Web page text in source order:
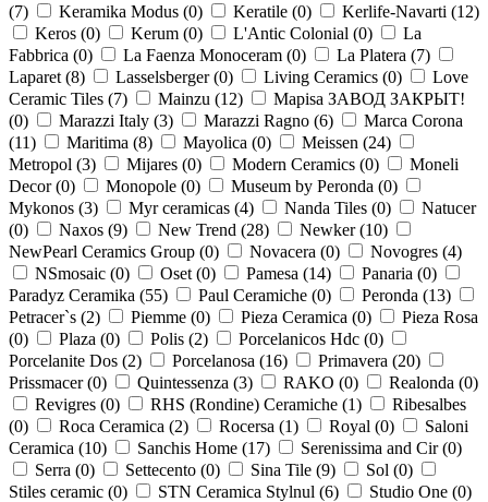
(7) Keramika Modus (0) Keratile (0) Kerlife-Navarti (12)
Keros (0) Kerum (0) L'Antic Colonial (0)
La
Fabbrica (0) La Faenza Monoceram (0) La Platera (7)
Laparet (8) Lasselsberger (0) Living Ceramics (0)
Love
Ceramic Tiles (7) Mainzu (12)
Mapisa ЗАВОД ЗАКРЫТ!
(0) Marazzi Italy (3) Marazzi Ragno (6)
Marca Corona
(11) Maritima (8) Mayolica (0) Meissen (24)
Metropol (3) Mijares (0) Modern Ceramics (0)
Moneli
Decor (0) Monopole (0) Museum by Peronda (0)
Mykonos (3) Myr ceramicas (4) Nanda Tiles (0)
Natucer
(0) Naxos (9) New Trend (28) Newker (10)
NewPearl Ceramics Group (0) Novacera (0) Novogres (4)
NSmosaic (0) Oset (0) Pamesa (14) Panaria (0)
Paradyz Ceramika (55) Paul Ceramiche (0) Peronda (13)
Petracer`s (2) Piemme (0) Pieza Ceramica (0)
Pieza Rosa
(0) Plaza (0) Polis (2) Porcelanicos Hdc (0)
Porcelanite Dos (2) Porcelanosa (16) Primavera (20)
Prissmacer (0) Quintessenza (3) RAKO (0) Realonda (0)
Revigres (0) RHS (Rondine) Ceramiche (1)
Ribesalbes
(0) Roca Ceramica (2) Rocersa (1) Royal (0)
Saloni
Ceramica (10) Sanchis Home (17) Serenissima and Cir (0)
Serra (0) Settecento (0) Sina Tile (9) Sol (0)
Stiles ceramic (0) STN Ceramica Stylnul (6) Studio One (0)